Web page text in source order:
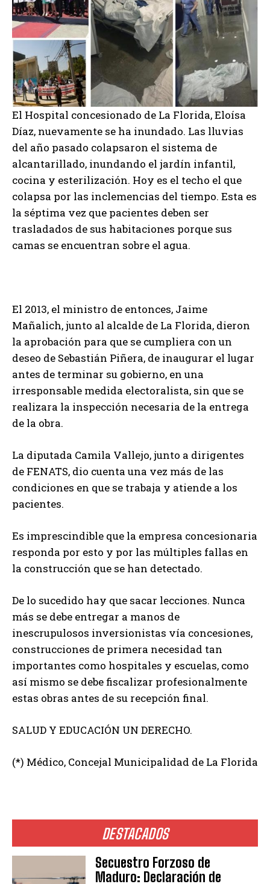
DESTACADOS
Secuestro Forzoso de
Maduro: Declaración de
El Hospital concesionado de La Florida, Eloísa
Díaz, nuevamente se ha inundado. Las lluvias
del año pasado colapsaron el sistema de
alcantarillado, inundando el jardín infantil,
cocina y esterilización. Hoy es el techo el que
colapsa por las inclemencias del tiempo. Esta es
la séptima vez que pacientes deben ser
trasladados de sus habitaciones porque sus
camas se encuentran sobre el agua.
El 2013, el ministro de entonces, Jaime
Mañalich, junto al alcalde de La Florida, dieron
la aprobación para que se cumpliera con un
deseo de Sebastián Piñera, de inaugurar el lugar
antes de terminar su gobierno, en una
irresponsable medida electoralista, sin que se
realizara la inspección necesaria de la entrega
de la obra.
La diputada Camila Vallejo, junto a dirigentes
de FENATS, dio cuenta una vez más de las
condiciones en que se trabaja y atiende a los
pacientes.
Es imprescindible que la empresa concesionaria
responda por esto y por las múltiples fallas en
la construcción que se han detectado.
De lo sucedido hay que sacar lecciones. Nunca
más se debe entregar a manos de
inescrupulosos inversionistas vía concesiones,
construcciones de primera necesidad tan
importantes como hospitales y escuelas, como
así mismo se debe fiscalizar profesionalmente
estas obras antes de su recepción final.
SALUD Y EDUCACIÓN UN DERECHO.
(*) Médico, Concejal Municipalidad de La Florida